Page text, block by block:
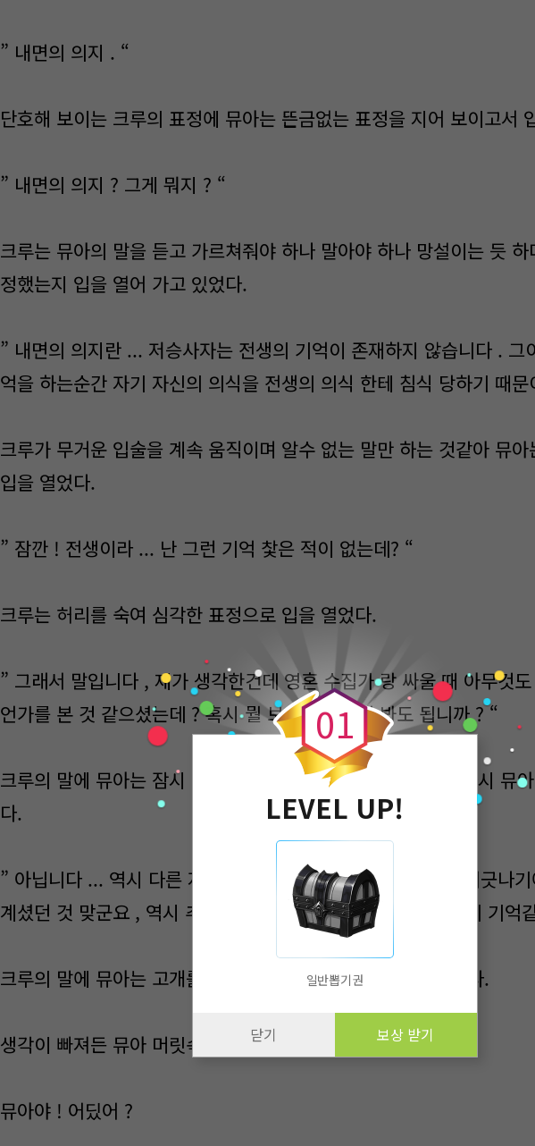
” 내면의 의지 . “
단호해 보이는 크루의 표정에 뮤아는 뜬금없는 표정을 지어 보이고서
” 내면의 의지 ? 그게 뭐지 ? “
크루는 뮤아의 말을 듣고 가르쳐줘야 하나 말아야 하나 망설이는 듯
정했는지 입을 열어 가고 있었다.
” 내면의 의지란 ... 저승사자는 전생의 기억이 존재하지 않습니다 . 그
억을 하는순간 자기 자신의 의식을 전생의 의식 한테 침식 당하기 때
크루가 무거운 입술을 계속 움직이며 알수 없는 말만 하는 것같아 뮤
입을 열었다.
” 잠깐 ! 전생이라 ... 난 그런 기억 찿은 적이 없는데? “
크루는 허리를 숙여 심각한 표정으로 입을 열었다.
” 그래서 말입니다 , 제가 생각한건데 영혼 수집가 랑 싸울 때 아무것
언가를 본 것 같으셨는데 ? 혹시 뭘 보셨는지 여쭤 봐도 됩니까 ? “
크루의 말에 뮤아는 잠시 주춤하고 있다가 입을 열려고 할 때 다시 뮤
다.
” 아닙니다 ... 역시 다른 저승사자의 전생을 아는것도 법도에 어긋나
계셨던 것 맞군요 , 역시 추측이였는데 ... 아마 그때 본게 전생의 기억
크루의 말에 뮤아는 고개를 숙이며 생각에 빠져들 수 밖에없었다.
생각이 빠져든 뮤아 머릿속에 민지의 음성이 들려왔다.
뮤아야 ! 어딨어 ?
0
0
1
LEVEL UP!
일반뽑기권
닫기 보상 받기